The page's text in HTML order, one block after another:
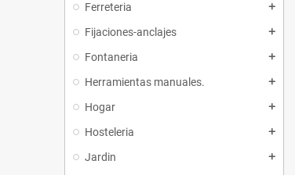
Ferreteria add
Fijaciones-anclajes add
Fontaneria add
Herramientas manuales. add
Hogar add
Hosteleria add
Jardin add